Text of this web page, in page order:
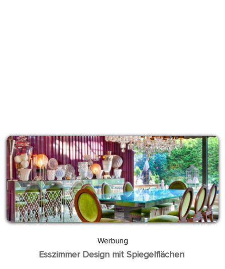
Werbung
Esszimmer Design mit Spiegelflächen